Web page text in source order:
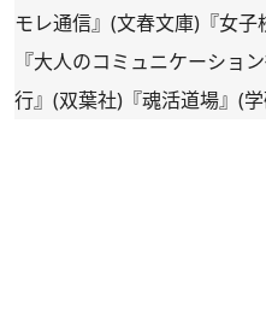
モレ通信』(文春文庫)『女
『大人のコミュニケーショ
行』(双葉社)『魂活道場』(